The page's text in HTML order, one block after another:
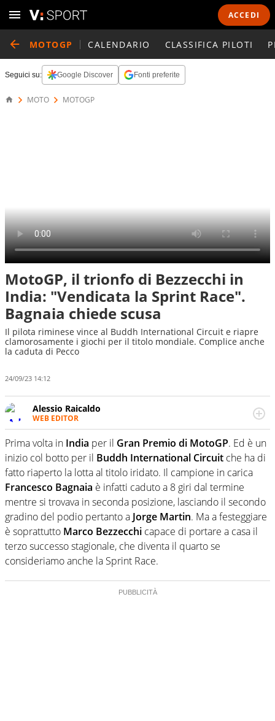
ACCEDI
MOTOGP CALENDARIO CLASSIFICA PILOTI
Seguici su: Google Discover Fonti preferite
MOTO MOTOGP
MotoGP, il trionfo di Bezzecchi in
India: "Vendicata la Sprint Race".
Bagnaia chiede scusa
Il pilota riminese vince al Buddh International Circuit e riapre
clamorosamente i giochi per il titolo mondiale. Complice anche
la caduta di Pecco
24/09/23 14:12
Alessio Raicaldo
WEB EDITOR
Un figlio che si chiama Diego e la tesi di laurea sugli stadi
di proprietà in Italia. Il calcio quale filo conduttore
irrinunciabile tra passione e professione. Per Virgilio
Sport indaga, approfondisce e scandaglia l'universo
mondo dello sport per antonomasia
Prima volta in India per il Gran Premio di MotoGP. Ed è un
inizio col botto per il Buddh International Circuit che ha di
fatto riaperto la lotta al titolo iridato. Il campione in carica
Francesco Bagnaia è infatti caduto a 8 giri dal termine
mentre si trovava in seconda posizione, lasciando il secondo
gradino del podio pertanto a Jorge Martin. Ma a festeggiare
è soprattutto Marco Bezzecchi capace di portare a casa il
terzo successo stagionale, che diventa il quarto se
consideriamo anche la Sprint Race.